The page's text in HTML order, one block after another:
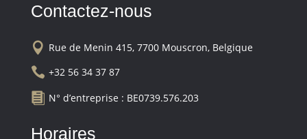
Contactez-nous
 Rue de Menin 415, 7700 Mouscron, Belgique
 +32 56 34 37 87
 N° d’entreprise : BE0739.576.203
Horaires